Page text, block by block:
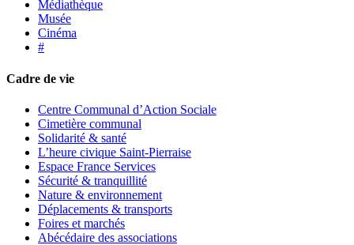
Médiathèque
Musée
Cinéma
#
Cadre de vie
Centre Communal d’Action Sociale
Cimetière communal
Solidarité & santé
L’heure civique Saint-Pierraise
Espace France Services
Sécurité & tranquillité
Nature & environnement
Déplacements & transports
Foires et marchés
Abécédaire des associations